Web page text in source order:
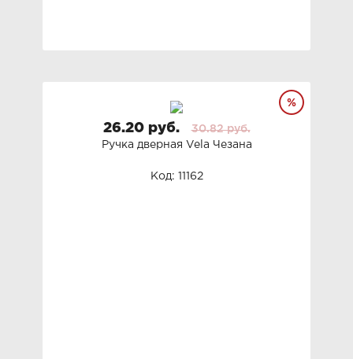
26.20 руб.
30.82 руб.
Ручка дверная Vela Чезана
Код: 11162